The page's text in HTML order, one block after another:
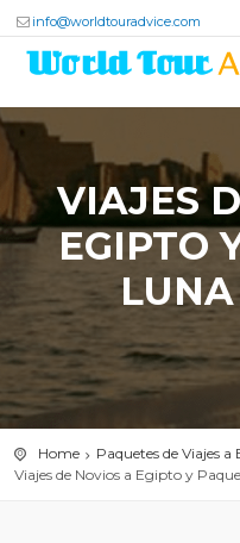
info@worldtouradvice.com
VIAJES
EGIPTO
Home
Paquetes de Viajes
Viajes de Novios a Egipto y